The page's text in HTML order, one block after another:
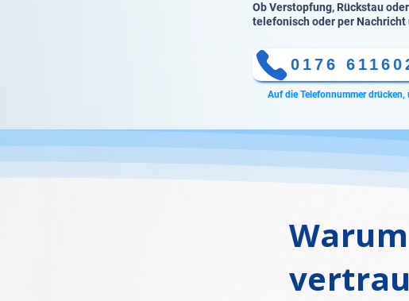
Ob Verstopfung, Rückstau
telefonisch oder per
0176
Auf die Telefonnummer drücken,